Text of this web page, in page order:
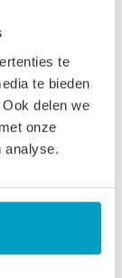
te
te bieden
delen we
onze
analyse.
tot
zijn niet
tijd. Voor onze
wij u